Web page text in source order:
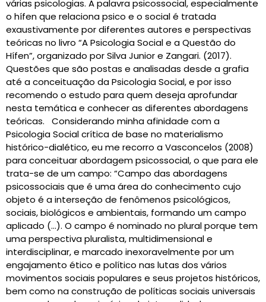
várias psicologias. A palavra psicossocial, especialmente
o hífen que relaciona psico e o social é tratada
exaustivamente por diferentes autores e perspectivas
teóricas no livro “A Psicologia Social e a Questão do
Hífen”, organizado por Silva Junior e Zangari. (2017).
Questões que são postas e analisadas desde a grafia
até a conceituação da Psicologia Social, e por isso
recomendo o estudo para quem deseja aprofundar
nesta temática e conhecer as diferentes abordagens
teóricas. Considerando minha afinidade com a
Psicologia Social crítica de base no materialismo
histórico-dialético, eu me recorro a Vasconcelos (2008)
para conceituar abordagem psicossocial, o que para ele
trata-se de um campo: “Campo das abordagens
psicossociais que é uma área do conhecimento cujo
objeto é a interseção de fenômenos psicológicos,
sociais, biológicos e ambientais, formando um campo
aplicado (…). O campo é nominado no plural porque tem
uma perspectiva pluralista, multidimensional e
interdisciplinar, e marcado inexoravelmente por um
engajamento ético e político nas lutas dos vários
movimentos sociais populares e seus projetos históricos,
bem como na construção de políticas sociais universais